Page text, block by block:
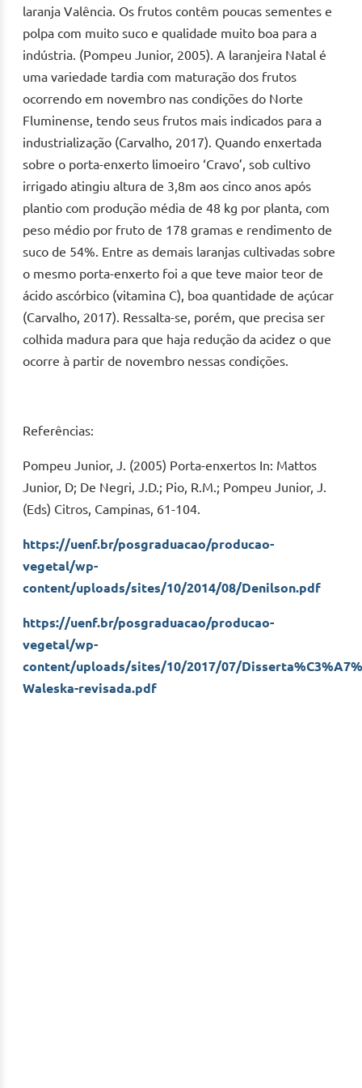
laranja Valência. Os frutos contêm poucas sementes e
polpa com muito suco e qualidade muito boa para a
indústria. (Pompeu Junior, 2005). A laranjeira Natal é
uma variedade tardia com maturação dos frutos
ocorrendo em novembro nas condições do Norte
Fluminense, tendo seus frutos mais indicados para a
industrialização (Carvalho, 2017). Quando enxertada
sobre o porta-enxerto limoeiro ‘Cravo’, sob cultivo
irrigado atingiu altura de 3,8m aos cinco anos após
plantio com produção média de 48 kg por planta, com
peso médio por fruto de 178 gramas e rendimento de
suco de 54%. Entre as demais laranjas cultivadas sobre
o mesmo porta-enxerto foi a que teve maior teor de
ácido ascórbico (vitamina C), boa quantidade de açúcar
(Carvalho, 2017). Ressalta-se, porém, que precisa ser
colhida madura para que haja redução da acidez o que
ocorre à partir de novembro nessas condições.
Referências:
Pompeu Junior, J. (2005) Porta-enxertos In: Mattos
Junior, D; De Negri, J.D.; Pio, R.M.; Pompeu Junior, J.
(Eds) Citros, Campinas, 61-104.
https://uenf.br/posgraduacao/producao-
vegetal/wp-
content/uploads/sites/10/2014/08/Denilson.pdf
https://uenf.br/posgraduacao/producao-
vegetal/wp-
content/uploads/sites/10/2017/07/
Waleska-revisada.pdf